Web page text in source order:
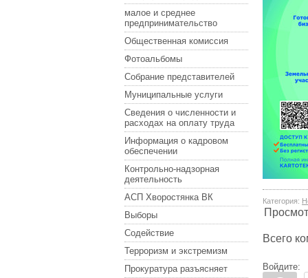
малое и среднее
предпринимательство
Общественная комиссия
Фотоальбомы
Собрание представителей
Муниципальные услуги
Сведения о численности и
расходах на оплату труда
Информация о кадровом
обеспечении
Контрольно-надзорная
деятельность
АСП Хворостянка ВК
Выборы
Содействие
Терроризм и экстремизм
Прокуратура разъясняет
Категория:
Всего
Войдите: